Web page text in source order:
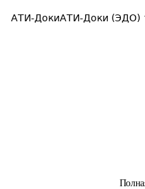
АТИ-ДокиАТИ-Доки (ЭДО)